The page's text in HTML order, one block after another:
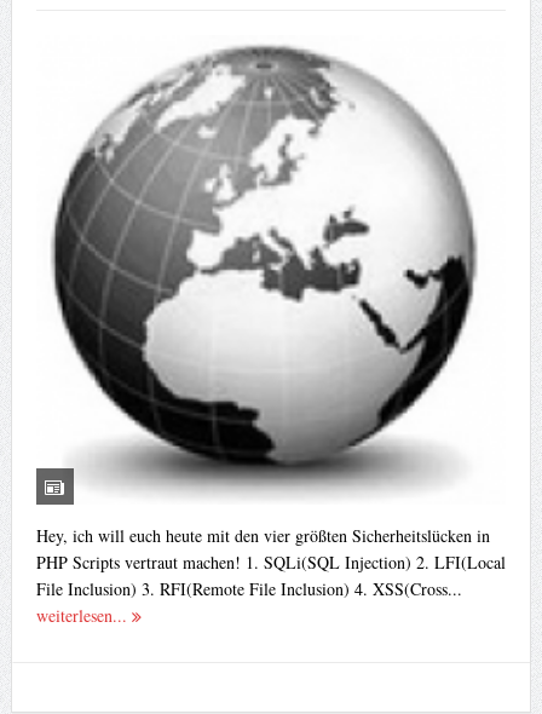
Hey, ich will euch heute mit den vier größten Sicherheitslücken in
PHP Scripts vertraut machen! 1. SQLi(SQL Injection) 2. LFI(Local
File Inclusion) 3. RFI(Remote File Inclusion) 4. XSS(Cross...
weiterlesen...